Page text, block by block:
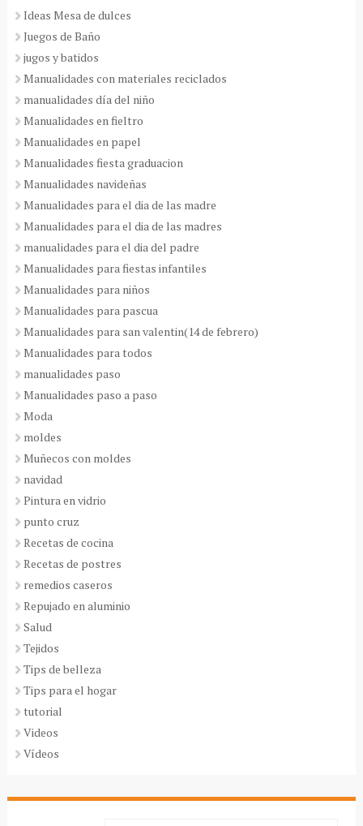
Ideas Mesa de dulces
Juegos de Baño
jugos y batidos
Manualidades con materiales reciclados
manualidades día del niño
Manualidades en fieltro
Manualidades en papel
Manualidades fiesta graduacion
Manualidades navideñas
Manualidades para el dia de las madre
Manualidades para el dia de las madres
manualidades para el dia del padre
Manualidades para fiestas infantiles
Manualidades para niños
Manualidades para pascua
Manualidades para san valentin(14 de febrero)
Manualidades para todos
manualidades paso
Manualidades paso a paso
Moda
moldes
Muñecos con moldes
navidad
Pintura en vidrio
punto cruz
Recetas de cocina
Recetas de postres
remedios caseros
Repujado en aluminio
Salud
Tejidos
Tips de belleza
Tips para el hogar
tutorial
Videos
Vídeos